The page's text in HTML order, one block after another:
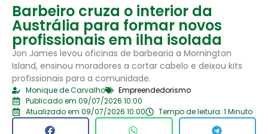
Barbeiro cruza o interior da
Austrália para formar novos
profissionais em ilha isolada
Jon James levou oficinas de barbearia a Mornington
Island, ensinou moradores a cortar cabelo e deixou kits
profissionais para a comunidade.
Monique de Carvalho
Empreendedorismo
Publicado em 09/07/2026 10:00
Atualizado em 09/07/2026 10:00
Tempo de leitura: 1 Minuto